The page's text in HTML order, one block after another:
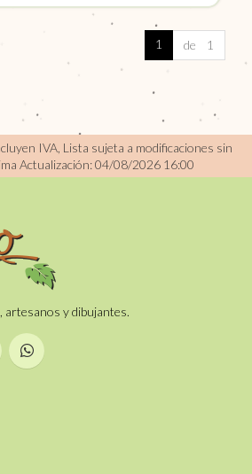
1 de 1
IVA, Lista sujeta a modificaciones sin
Actualización: 04/08/2026 16:00
y dibujantes.